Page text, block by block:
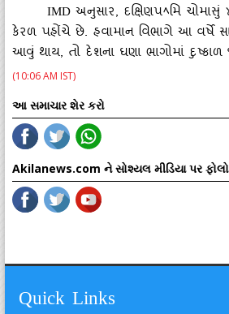
IMDઅનુસાર, દક્ષિણપﾍમિ
કેરળ પહોંચે છે. હવામાન વિભાગે આ વર્ષે
આવું થાય, તો દેશના ઘણા ભાગોમાં
(10:06 AM IST)
આ સમાચાર શેર કરો
Akilanews.com ને સોશ્યલ મીડિયા પર
Quick Links